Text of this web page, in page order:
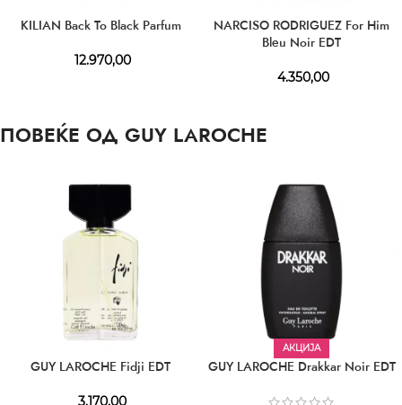
KILIAN Back To Black Parfum
12.970,00
NARCISO RODRIGUEZ For Him
Bleu Noir EDT
4.350,00
ПОВЕЌЕ ОД GUY LAROCHE
GUY LAROCHE Fidji EDT
3.170,00
АКЦИЈА
GUY LAROCHE Drakkar Noir EDT